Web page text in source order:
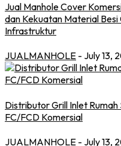
Jual Manhole Cover
dan Kekuatan Material
Infrastruktur
JUALMANHOLE - July 13,
Distributor Grill Inlet
FC/FCD Komersial
JUALMANHOLE - July 13,